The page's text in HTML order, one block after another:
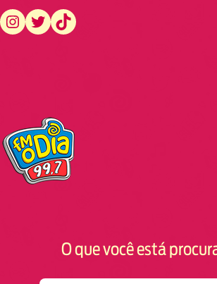
https://www.instagram.com/fmodia.macae/ https://twitter.com/fmodia.macae/ https://www.tiktok.com/@fmodia.macae
O que você está